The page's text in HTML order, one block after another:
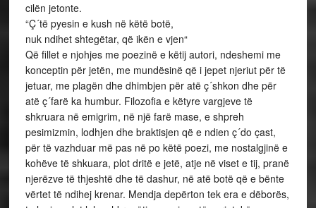
cilën jetonte.
“Ç´të pyesin e kush në këtë botë,
nuk ndihet shtegëtar, që ikën e vjen“
Që fillet e njohjes me poezinë e këtij autori, ndeshemi me
konceptin për jetën, me mundësinë që i jepet njeriut për të
jetuar, me plagën dhe dhimbjen për atë ç´shkon dhe për
atë ç´farë ka humbur. Filozofia e këtyre vargjeve të
shkruara në emigrim, në një farë mase, e shpreh
pesimizmin, lodhjen dhe braktisjen që e ndien ç´do çast,
për të vazhduar më pas në po këtë poezi, me nostalgjinë e
kohëve të shkuara, plot dritë e jetë, atje në viset e tij, pranë
njerëzve të thjeshtë dhe të dashur, në atë botë që e bënte
vërtet të ndihej krenar. Mendja depërton tek era e dëborës,